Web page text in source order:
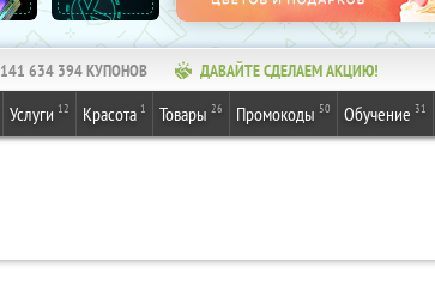
141 634 394КУПОНОВ ДАВАЙТЕ СДЕЛАЕМ АКЦИЮ!
Услуги 12 Красота 1 Товары 26 Промокоды 50 Обучение 31